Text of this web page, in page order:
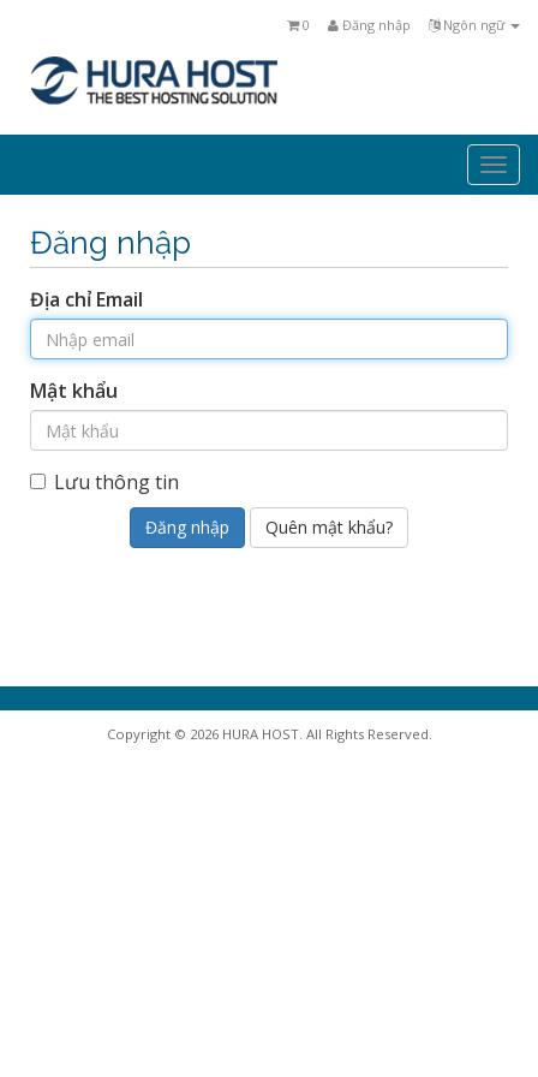
Ngôn ngữ
Đăng nhập
0
Đăng nhập
Địa chỉ Email
Mật khẩu
Lưu thông tin
Quên mật khẩu?
Copyright © 2026 HURA HOST. All Rights Reserved.